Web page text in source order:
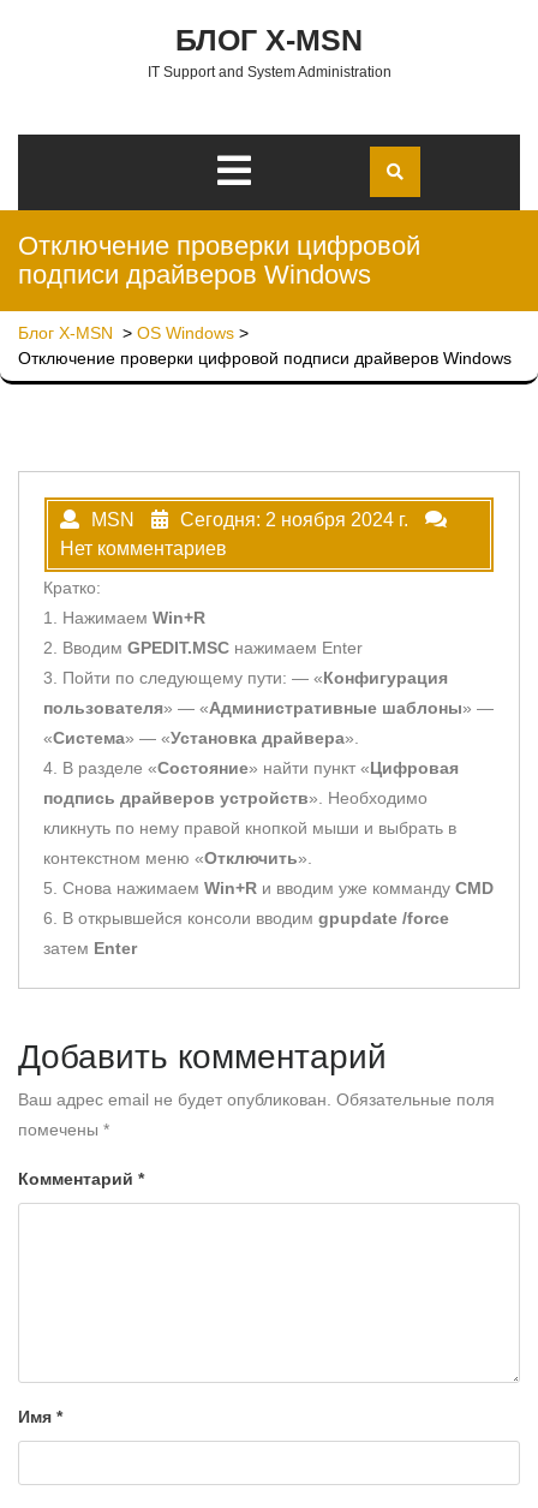
БЛОГ X-MSN
IT Support and System Administration
Открыть
Отключение проверки цифровой
подписи драйверов Windows
Блог X-MSN > OS Windows >
Отключение проверки цифровой подписи драйверов Windows
MSN
Сегодня: 2 ноября 2024 г.
Нет комментариев
Кратко:
1. Нажимаем Win+R
2. Вводим GPEDIT.MSC нажимаем Enter
3. Пойти по следующему пути: — «Конфигурация
пользователя» — «Административные шаблоны» —
«Система» — «Установка драйвера».
4. В разделе «Состояние» найти пункт «Цифровая
подпись драйверов устройств». Необходимо
кликнуть по нему правой кнопкой мыши и выбрать в
контекстном меню «Отключить».
5. Снова нажимаем Win+R и вводим уже комманду CMD
6. В открывшейся консоли вводим gpupdate /force
затем Enter
Добавить комментарий
Ваш адрес email не будет опубликован. Обязательные поля
помечены *
Комментарий *
Имя *